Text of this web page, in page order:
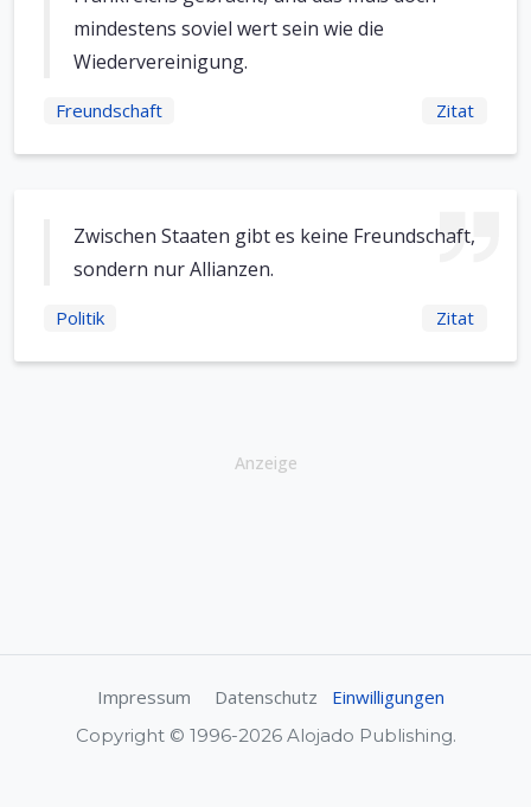
mindestens soviel wert sein wie die
Wiedervereinigung.
Freundschaft Zitat
Zwischen Staaten gibt es keine Freundschaft,
sondern nur Allianzen.
Politik Zitat
Anzeige
Impressum Datenschutz Einwilligungen
Copyright © 1996-2026 Alojado Publishing.